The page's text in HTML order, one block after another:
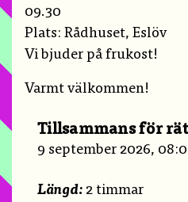
09.30
Plats: Rådhuset, Eslöv
Vi bjuder på frukost!
Varmt välkommen!
Tillsammans för
9 september 2026,
Längd: 2 timmar